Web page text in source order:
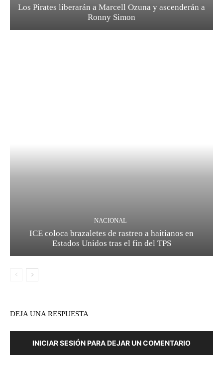
Los Pirates liberarán a Marcell Ozuna y ascenderán a
Ronny Simon
NACIONAL
ICE coloca brazaletes de rastreo a haitianos en
Estados Unidos tras el fin del TPS
DEJA UNA RESPUESTA
INICIAR SESIÓN PARA DEJAR UN COMENTARIO